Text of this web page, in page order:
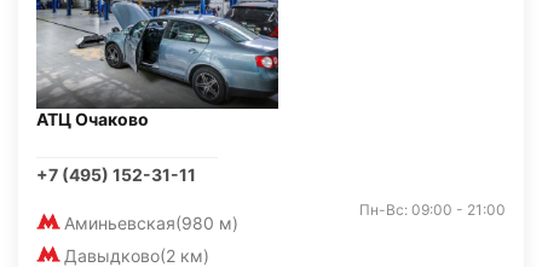
АТЦ Очаково
+7 (495) 152-31-11
Аминьевская(980 м)
Давыдково(2 км)
Пн-Вс: 09:00 - 21:00